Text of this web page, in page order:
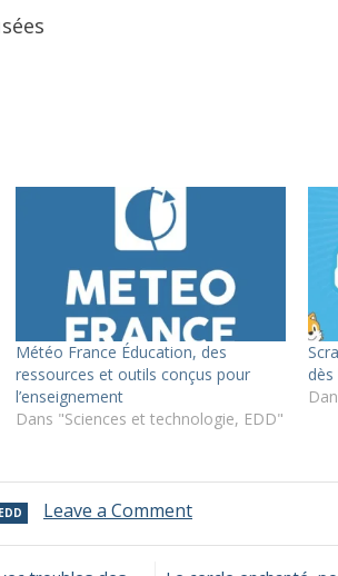
Météo France Éducation, des
ressources et outils conçus pour
l’enseignement
Dans "Sciences et technologie, EDD"
Leave a Commenton
voyages